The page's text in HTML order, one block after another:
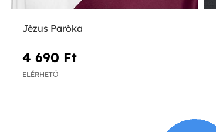
Jézus Paróka
4 690 Ft‎
ELÉRHETŐ